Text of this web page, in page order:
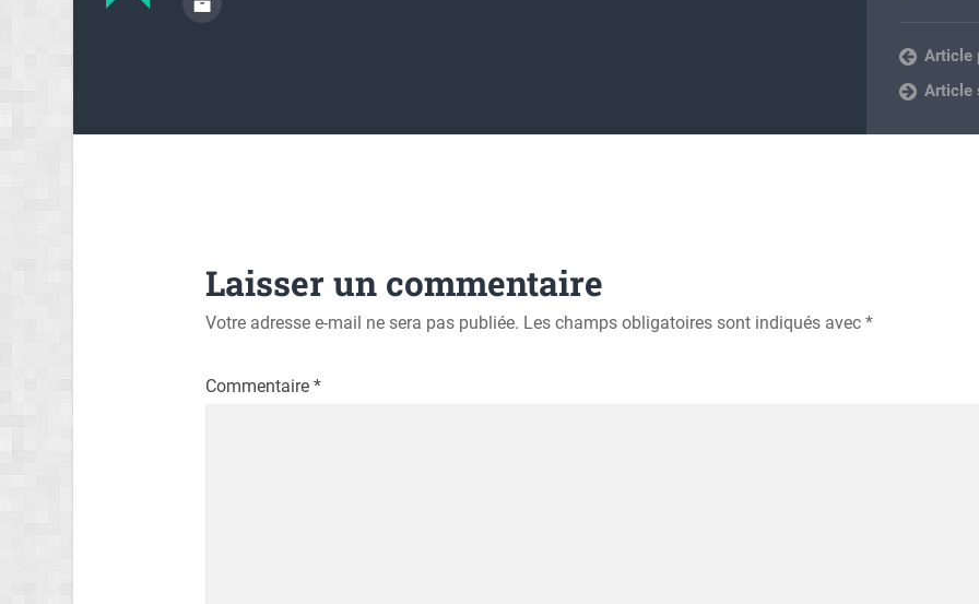
Article
Article
Laisser un commentaire
Votre adresse e-mail ne sera pas publiée. Les champs obligatoires sont indiqués avec*
Commentaire*